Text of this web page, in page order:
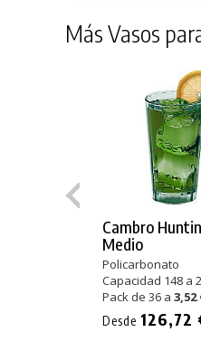
Más Vasos
Cambro
Medio
Policarbonato
Capacidad 148 a
Pack de 36 a 3,52
Desde 126,72